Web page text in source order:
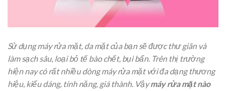
Sử dụng máy rửa mặt, da mặt của bạn sẽ được thư giãn và
làm sạch sâu, loại bỏ tế bào chết, bụi bẩn. Trên thị trường
hiện nay có rất nhiều dòng máy rửa mặt với đa dạng thương
hiệu, kiểu dáng, tính năng, giá thành. Vậymáy rửa mặt nào